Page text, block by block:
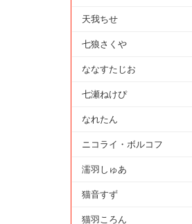
天我ちせ
七狼さくや
ななすたじお
七瀬ねけぴ
なれたん
ニコライ・ボルコフ
濡羽しゅあ
猫音すず
猫羽ころん